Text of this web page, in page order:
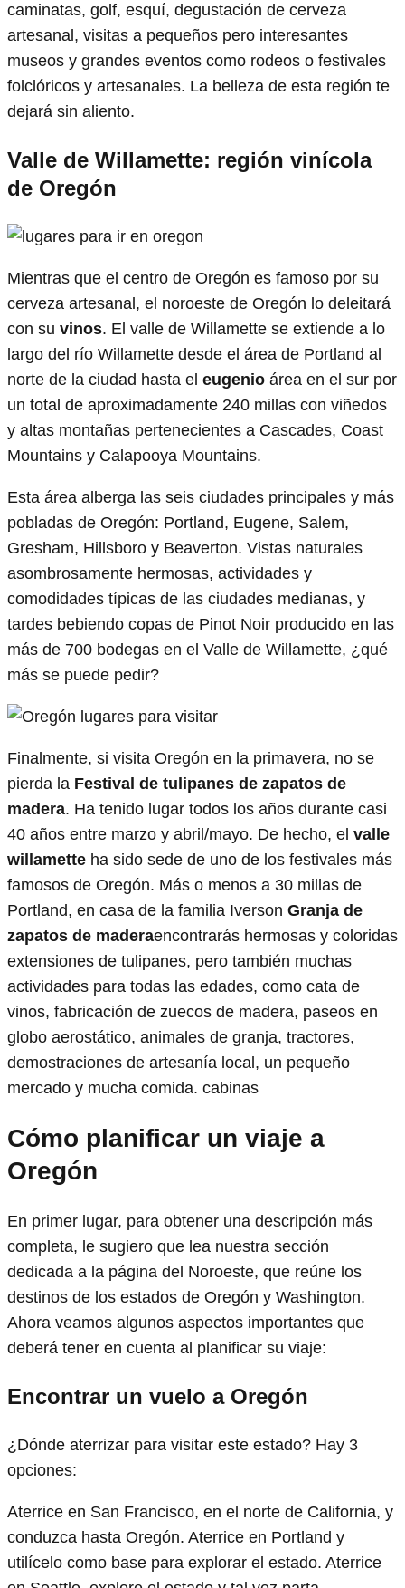
caminatas, golf, esquí, degustación de cerveza
artesanal, visitas a pequeños pero interesantes
museos y grandes eventos como rodeos o festivales
folclóricos y artesanales. La belleza de esta región te
dejará sin aliento.
Valle de Willamette: región vinícola
de Oregón
Mientras que el centro de Oregón es famoso por su
cerveza artesanal, el noroeste de Oregón lo deleitará
con su vinos. El valle de Willamette se extiende a lo
largo del río Willamette desde el área de Portland al
norte de la ciudad hasta el eugenio área en el sur por
un total de aproximadamente 240 millas con viñedos
y altas montañas pertenecientes a Cascades, Coast
Mountains y Calapooya Mountains.
Esta área alberga las seis ciudades principales y más
pobladas de Oregón: Portland, Eugene, Salem,
Gresham, Hillsboro y Beaverton. Vistas naturales
asombrosamente hermosas, actividades y
comodidades típicas de las ciudades medianas, y
tardes bebiendo copas de Pinot Noir producido en las
más de 700 bodegas en el Valle de Willamette, ¿qué
más se puede pedir?
Finalmente, si visita Oregón en la primavera, no se
pierda la Festival de tulipanes de zapatos de
madera. Ha tenido lugar todos los años durante casi
40 años entre marzo y abril/mayo. De hecho, el valle
willamette ha sido sede de uno de los festivales más
famosos de Oregón. Más o menos a 30 millas de
Portland, en casa de la familia Iverson Granja de
zapatos de maderaencontrarás hermosas y coloridas
extensiones de tulipanes, pero también muchas
actividades para todas las edades, como cata de
vinos, fabricación de zuecos de madera, paseos en
globo aerostático, animales de granja, tractores,
demostraciones de artesanía local, un pequeño
mercado y mucha comida. cabinas
Cómo planificar un viaje a
Oregón
En primer lugar, para obtener una descripción más
completa, le sugiero que lea nuestra sección
dedicada a la página del Noroeste, que reúne los
destinos de los estados de Oregón y Washington.
Ahora veamos algunos aspectos importantes que
deberá tener en cuenta al planificar su viaje:
Encontrar un vuelo a Oregón
¿Dónde aterrizar para visitar este estado? Hay 3
opciones:
Aterrice en San Francisco, en el norte de California, y
conduzca hasta Oregón. Aterrice en Portland y
utilícelo como base para explorar el estado. Aterrice